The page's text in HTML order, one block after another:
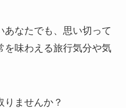
あなたでも、思い切って
を味わえる旅行気分や気
りませんか？